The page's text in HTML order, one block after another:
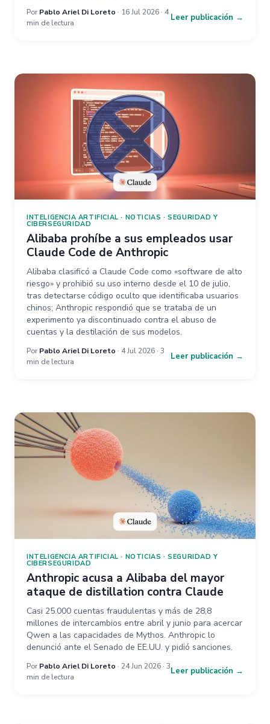
Por Pablo Ariel Di Loreto · 16 Jul 2026 · 4
min de lectura
Leer publicación →
INTELIGENCIA ARTIFICIAL · NOTICIAS ·SEGURIDAD Y
CIBERSEGURIDAD
Alibaba prohíbe a sus empleados usar
Claude Code de Anthropic
Alibaba clasificó a Claude Code como «software de alto
riesgo» y prohibió su uso interno desde el 10 de julio,
tras detectarse código oculto que identificaba usuarios
chinos; Anthropic respondió que se trataba de un
experimento ya discontinuado contra el abuso de
cuentas y la destilación de sus modelos.
Por Pablo Ariel Di Loreto · 4 Jul 2026 · 3
min de lectura
Leer publicación →
INTELIGENCIA ARTIFICIAL · NOTICIAS ·SEGURIDAD Y
CIBERSEGURIDAD
Anthropic acusa a Alibaba del mayor
ataque de distillation contra Claude
Casi 25.000 cuentas fraudulentas y más de 28,8
millones de intercambios entre abril y junio para acercar
Qwen a las capacidades de Mythos. Anthropic lo
denunció ante el Senado de EE.UU. y pidió sanciones.
Por Pablo Ariel Di Loreto · 24 Jun 2026 · 3
min de lectura
Leer publicación →